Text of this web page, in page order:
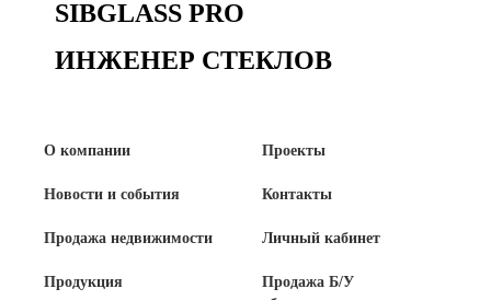
SIBGLASS PRO
ИНЖЕНЕР СТЕКЛОВ
О компании
Новости и события
Продажа недвижимости
Продукция
Проекты
Контакты
Личный кабинет
Продажа Б/У